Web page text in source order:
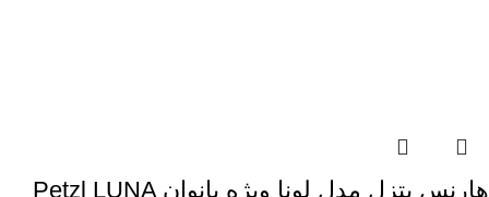
هارنس پتزل مدل لونا ویژه بانوان Petzl LUNA